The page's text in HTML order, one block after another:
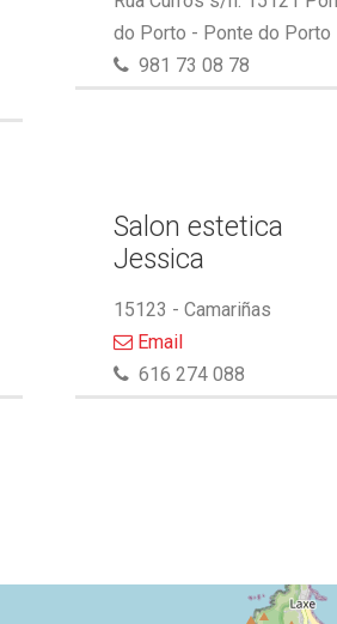
do Porto - Ponte do Porto
981 73 08 78
Salon estetica
Jessica
15123 - Camariñas
Email
616 274 088